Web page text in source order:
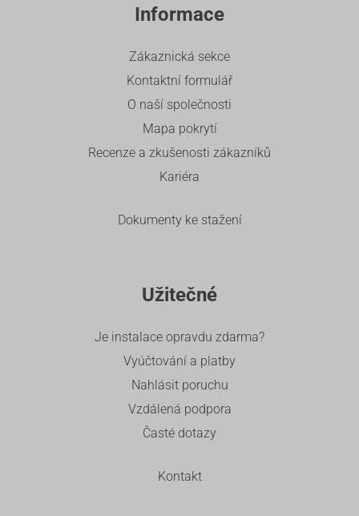
Informace
Zákaznická sekce
Kontaktní formulář
O naší společnosti
Mapa pokrytí
Recenze a zkušenosti zákazníků
Kariéra
Dokumenty ke stažení
Užitečné
Je instalace opravdu zdarma?
Vyúčtování a platby
Nahlásit poruchu
Vzdálená podpora
Časté dotazy
Kontakt